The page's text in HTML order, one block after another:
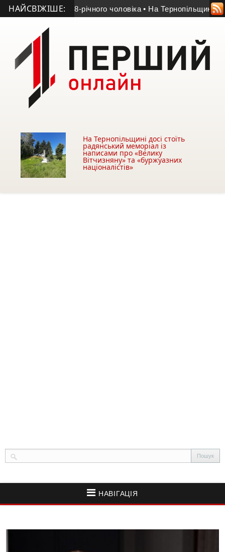
НАЙСВІЖІШЕ:
мертвим 58-річного чоловіка • На Тернопільщині
На Тернопільщині досі стоїть
радянський меморіал із
написами про «Велику
Вітчизняну» та «буржуазних
націоналістів»
НАВІГАЦІЯ